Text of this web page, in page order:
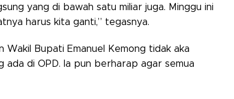
yang di bawah satu miliar juga. Minggu ini
harus kita ganti,” tegasnya.
Wakil Bupati Emanuel Kemong tidak aka
ada di OPD. Ia pun berharap agar semua